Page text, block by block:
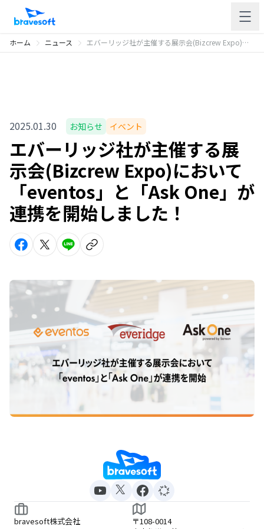
ホーム ニュース エバーリッジ社が主催する展示会(Bizcrew Expo)において「eventos」と「Ask One」が連携を開始しました！
2025.01.30 お知らせ イベント
エバーリッジ社が主催する展
示会(Bizcrew Expo)において
「eventos」と「Ask One」が
連携を開始しました！
bravesoft株式会社
〒108-0014